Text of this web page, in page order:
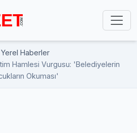
Yerel Haberler
Hamlesi Vurgusu: 'Belediyelerin
Okuması'